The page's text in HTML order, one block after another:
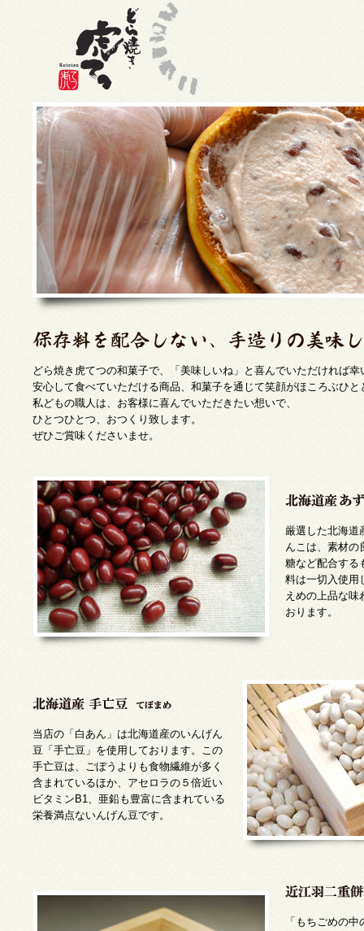
どら焼き虎てつの和菓子で、「美味しいね」と喜んでいただければ幸
安心して食べていただける商品、和菓子を通じて笑顔がほころぶひと
私どもの職人は、お客様に喜んでいただきたい想いで、
ひとつひとつ、おつくり致します。
ぜひご賞味くださいませ。
厳選した北海道
んこは、素材の
糖など配合する
料は一切入使用
えめの上品な味
おります。
当店の「白あん」は北海道産のいんげん
豆「手亡豆」を使用しております。この
手亡豆は、ごぼうよりも食物繊維が多く
含まれているほか、アセロラの５倍近い
ビタミンB1、亜鉛も豊富に含まれている
栄養満点ないんげん豆です。
「もちごめの